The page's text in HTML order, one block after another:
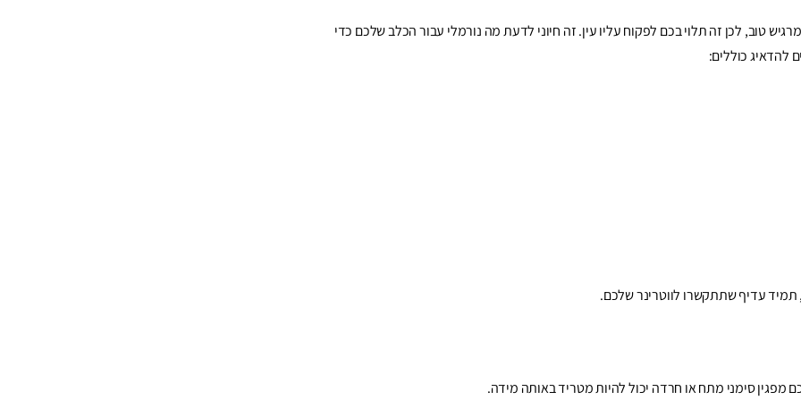
טוב, לכן זה תלוי בכם לפקוח עליו עין. זה חיוני לדעת מה נורמלי עבור הכלב שלכם כדי
להדאיג כוללים:
עדיף שתתקשרו לווטרינר שלכם.
מפגין סימני מתח או חרדה יכול להיות מטריד באותה מידה.